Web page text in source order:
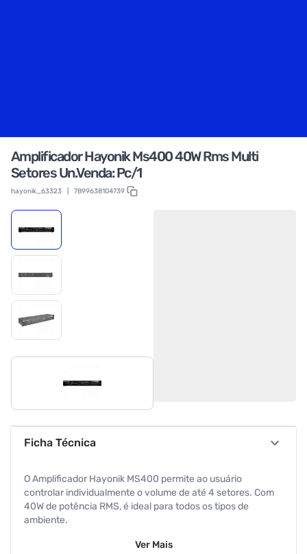
Amplificador Hayonik Ms400 40W Rms Multi
Setores Un.Venda: Pc/1
hayonik_63323 7899638104739
Ficha Técnica
O Amplificador Hayonik MS400 permite ao usuário
controlar individualmente o volume de até 4 setores. Com
40W de potência RMS, é ideal para todos os tipos de
ambiente.
Possui entrada de microfone, entrada USB para pen drive,
Ver Mais